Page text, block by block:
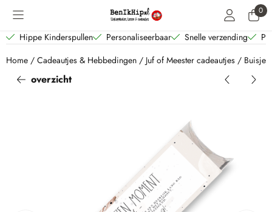
Cookievoorkeuren zijn beschikbaar. Kies instellingen of sta alle 0
Hippe Kinderspullen Personaliseerbaar Snelle verzending
Home / Cadeautjes & Hebbedingen / Juf of Meester cadeautjes / Buisje
overzicht